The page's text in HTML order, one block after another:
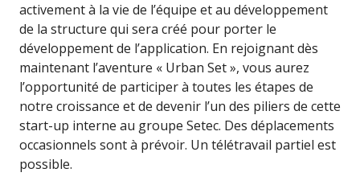
activement à la vie de l’équipe et au développement
de la structure qui sera créé pour porter le
développement de l’application. En rejoignant dès
maintenant l’aventure « Urban Set », vous aurez
l’opportunité de participer à toutes les étapes de
notre croissance et de devenir l’un des piliers de cette
start-up interne au groupe Setec. Des déplacements
occasionnels sont à prévoir. Un télétravail partiel est
possible.